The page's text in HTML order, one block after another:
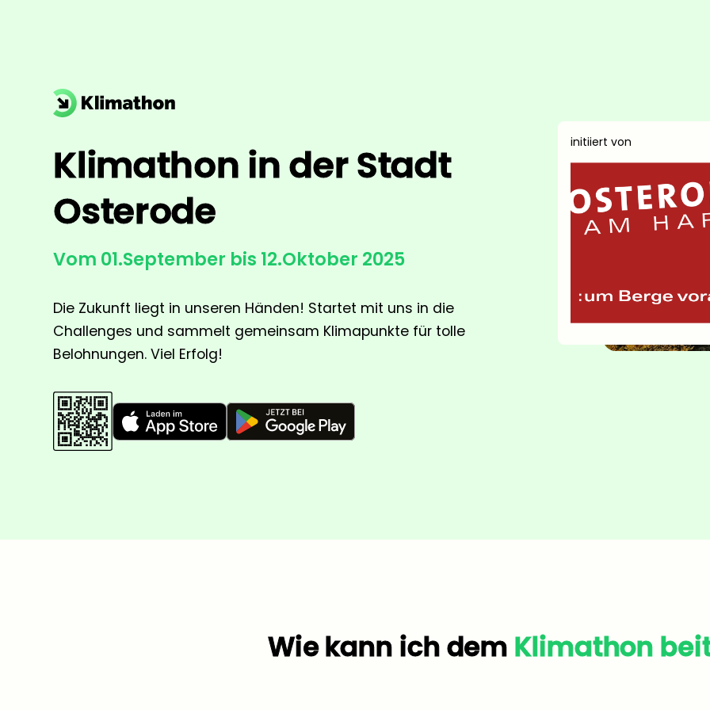
Klimathon in der Stadt
Osterode
Vom 01.September bis 12.Oktober 2025
Die Zukunft liegt in unseren Händen! Startet mit uns in die
Challenges und sammelt gemeinsam Klimapunkte für tolle
Belohnungen. Viel Erfolg!
initiiert von
Wie kann ich dem Klimathon